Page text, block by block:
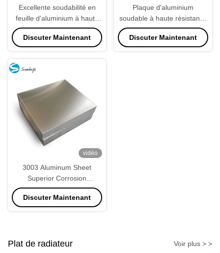
Excellente soudabilité en
feuille d'aluminium à haute
formabilité
Discuter Maintenant
Plaque d'aluminium
soudable à haute résistance
3003
Discuter Maintenant
vidéo
3003 Aluminum Sheet
Superior Corrosion
Resistance and Weldability
Discuter Maintenant
Plat de radiateur Voir plus > >